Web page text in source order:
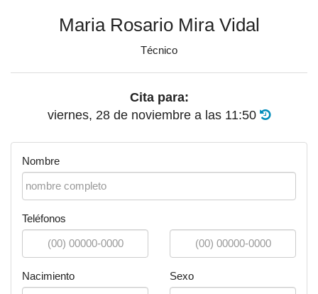
Maria Rosario Mira Vidal
Técnico
Cita para:
viernes, 28 de noviembre a las 11:50
Nombre
Teléfonos
Nacimiento Sexo